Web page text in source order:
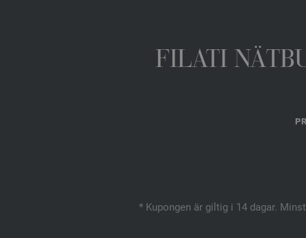
FILATI
* Kupongen är giltig i 14 dagar.